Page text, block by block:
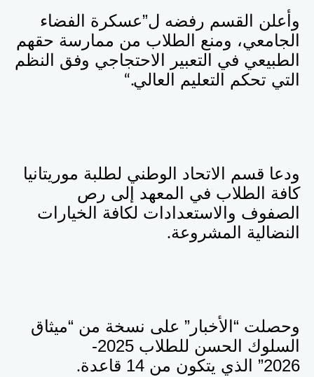
وأعلن القسم رفضه ل”عسكرة الفضاء
الجامعي، ومنع الطلاب من ممارسة حقهم
الطبيعي في التعبير الاحتجاجي وفق النظم
التي تحكم التعليم العالي“.
ودعا قسم الاتحاد الوطني لطلبة موريتانيا
كافة الطلاب في المعهد إلى رص
الصفوف والاستعدادات لكافة الخيارات
النضالية المشروعة.
وحصلت “الأخبار” على نسخة من “ميثاق
السلوك الحسن للطلاب 2025-
2026” الذي يتكون من 14 قاعدة
.